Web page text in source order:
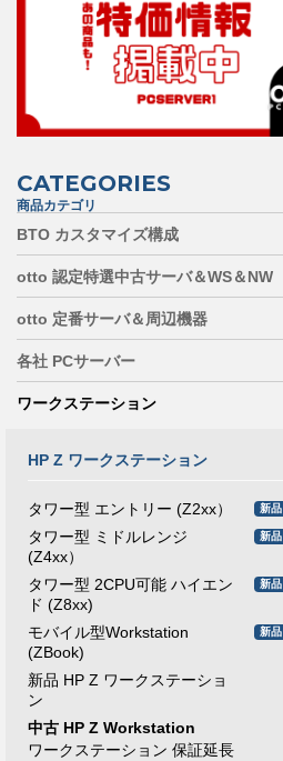
CATEGORIES
商品カテゴリ
BTO カスタマイズ構成
otto 認定特選中古サーバ＆WS＆NW
otto 定番サーバ＆周辺機器
各社 PCサーバー
ワークステーション
HP Z ワークステーション
タワー型 エントリー (Z2xx） 新品
タワー型 ミドルレンジ
(Z4xx）
新品
タワー型 2CPU可能 ハイエン
ド (Z8xx)
新品
モバイル型Workstation
(ZBook)
新品
新品 HP Z ワークステーショ
ン
中古 HP Z Workstation
ワークステーション 保証延長